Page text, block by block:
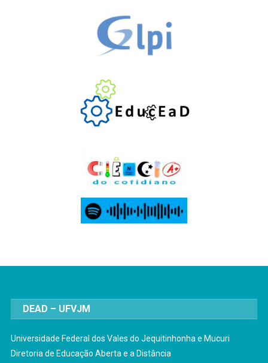
DEAD – UFVJM
Universidade Federal dos Vales do Jequitinhonha e Mucuri
Diretoria de Educação Aberta e a Distância